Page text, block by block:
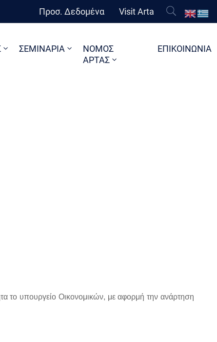
Προσ. Δεδομένα Visit Arta
ΣΕΜΙΝΑΡΙΑ
ΝΟΜΟΣ
ΑΡΤΑΣ
ΕΠΙΚΟΙΝΩΝΙΑ
το υπουργείο Οικονομικών, με αφορμή την ανάρτηση